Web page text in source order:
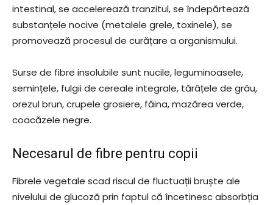
intestinal, se accelerează tranzitul, se îndepărtează
substanțele nocive (metalele grele, toxinele), se
promovează procesul de curățare a organismului.
Surse de fibre insolubile sunt nucile, leguminoasele,
semințele, fulgii de cereale integrale, tărâțele de grâu,
orezul brun, crupele grosiere, făina, mazărea verde,
coacăzele negre.
Necesarul de fibre pentru copii
Fibrele vegetale scad riscul de fluctuații bruște ale
nivelului de glucoză prin faptul că încetinesc absorbția